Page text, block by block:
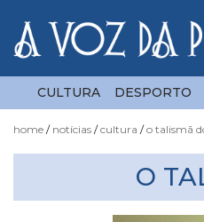
CULTURA DESPORTO
home notícias cultura o talismã
O